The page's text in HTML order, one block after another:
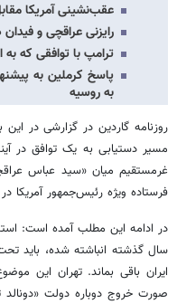
عقب‌نشینی آمریکا مقابل
رایزنی عراقچی و
ترامپ با توافقی که
پاسخ کرملین به
به روسیه
روزنامه گاردین در گزارشی در
مسیر دستیابی به یک توافق در
غرمستقیم میان «سید عباس
فرستاده ویژه رئیس‌جمهور آمریکا
در ادامه این مطلب آمده است:
سال گذشته انباشته شده، باید
ایران باقی بماند. تهران این
صورت خروج دوباره دولت «دونالد